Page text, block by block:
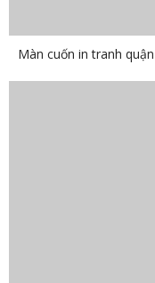
Màn cuốn in tranh